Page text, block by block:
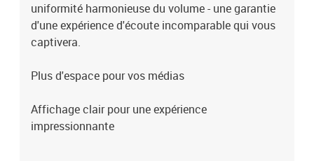
uniformité harmonieuse du volume - une garantie
d'une expérience d'écoute incomparable qui vous
captivera.
Plus d'espace pour vos médias
Affichage clair pour une expérience
impressionnante